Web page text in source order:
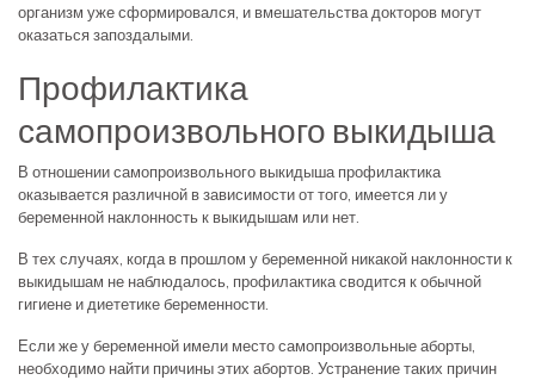
организм уже сформировался, и вмешательства докторов могут
оказаться запоздалыми.
Профилактика
самопроизвольного выкидыша
В отношении самопроизвольного выкидыша профилактика
оказывается различной в зависимости от того, имеется ли у
беременной наклонность к выкидышам или нет.
В тех случаях, когда в прошлом у беременной никакой наклонности к
выкидышам не наблюдалось, профилактика сводится к обычной
гигиене и диететике беременности.
Если же у беременной имели место самопроизвольные аборты,
необходимо найти причины этих абортов. Устранение таких причин